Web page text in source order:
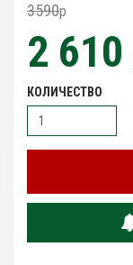
3590p
2 610
КОЛИЧЕСТВО